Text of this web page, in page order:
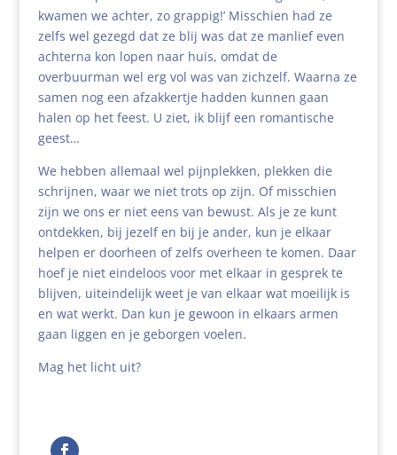
kwamen we achter, zo grappig!’ Misschien had ze
zelfs wel gezegd dat ze blij was dat ze manlief even
achterna kon lopen naar huis, omdat de
overbuurman wel erg vol was van zichzelf. Waarna ze
samen nog een afzakkertje hadden kunnen gaan
halen op het feest. U ziet, ik blijf een romantische
geest…
We hebben allemaal wel pijnplekken, plekken die
schrijnen, waar we niet trots op zijn. Of misschien
zijn we ons er niet eens van bewust. Als je ze kunt
ontdekken, bij jezelf en bij je ander, kun je elkaar
helpen er doorheen of zelfs overheen te komen. Daar
hoef je niet eindeloos voor met elkaar in gesprek te
blijven, uiteindelijk weet je van elkaar wat moeilijk is
en wat werkt. Dan kun je gewoon in elkaars armen
gaan liggen en je geborgen voelen.
Mag het licht uit?